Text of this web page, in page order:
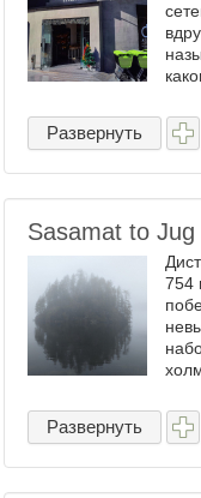
Развернуть
Sasamat to
754
Развернуть